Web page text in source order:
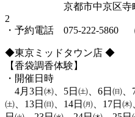
京都市中京区寺町通
2
・予約電話 075-222-5860
◆東京ミッドタウン店 ◆
【香袋調香体験】
・開催日時
4月3日㈭、5日㈯、6日㈰、
㈯、13日㈰、14日㈪、17日